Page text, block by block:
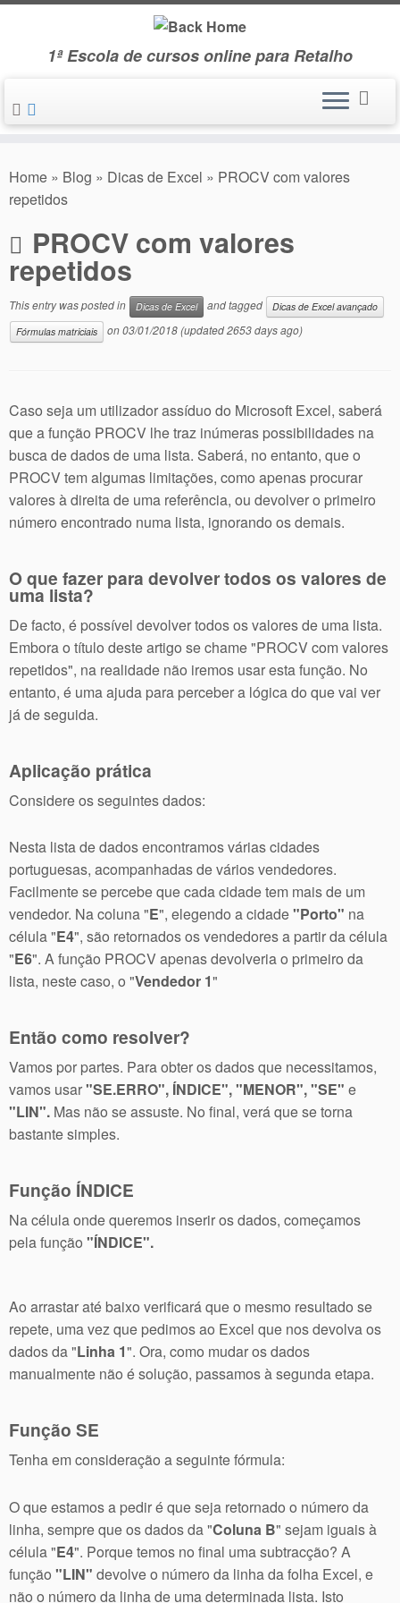
Skip
1ª Escola de cursos online para Retalho
Home » Blog » Dicas de Excel » PROCV com valores
repetidos
PROCV com valores
repetidos
This entry was posted in Dicas de Excel and tagged
Dicas de Excel avançado
Fórmulas matriciais
on03/01/2018(updated 2653 days ago)
Caso seja um utilizador assíduo do Microsoft Excel, saberá
que a função PROCV lhe traz inúmeras possibilidades na
busca de dados de uma lista. Saberá, no entanto, que o
PROCV tem algumas limitações, como apenas procurar
valores à direita de uma referência, ou devolver o primeiro
número encontrado numa lista, ignorando os demais.
O que fazer para devolver todos os valores de
uma lista?
De facto, é possível devolver todos os valores de uma lista.
Embora o título deste artigo se chame "PROCV com valores
repetidos", na realidade não iremos usar esta função. No
entanto, é uma ajuda para perceber a lógica do que vai ver
já de seguida.
Aplicação prática
Considere os seguintes dados:
Nesta lista de dados encontramos várias cidades
portuguesas, acompanhadas de vários vendedores.
Facilmente se percebe que cada cidade tem mais de um
vendedor. Na coluna "E", elegendo a cidade"Porto" na
célula "E4", são retornados os vendedores a partir da célula
"E6". A função PROCV apenas devolveria o primeiro da
lista, neste caso, o "Vendedor 1"
Então como resolver?
Vamos por partes. Para obter os dados que necessitamos,
vamos usar"SE.ERRO", ÍNDICE", "MENOR", "SE" e
"LIN". Mas não se assuste. No final, verá que se torna
bastante simples.
Função ÍNDICE
Na célula onde queremos inserir os dados, começamos
pela função "ÍNDICE".
Ao arrastar até baixo verificará que o mesmo resultado se
repete, uma vez que pedimos ao Excel que nos devolva os
dados da "Linha 1". Ora, como mudar os dados
manualmente não é solução, passamos à segunda etapa.
Função SE
Tenha em consideração a seguinte fórmula:
O que estamos a pedir é que seja retornado o número da
linha, sempre que os dados da "Coluna B" sejam iguais à
célula "E4". Porque temos no final uma subtracção? A
função "LIN" devolve o número da linha da folha Excel, e
não o número da linha de uma determinada lista. Isto